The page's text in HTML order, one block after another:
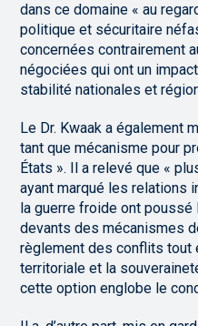
dans ce domaine « au
politique et sécuritaire
concernées contrairement
négociées qui ont un
stabilité nationales et
Le Dr. Kwaak a également
tant que mécanisme pour
États ». Il a relevé que «
ayant marqué les relations
la guerre froide ont poussé
devants des mécanismes
règlement des conflits tout
territoriale et la
cette option englobe le